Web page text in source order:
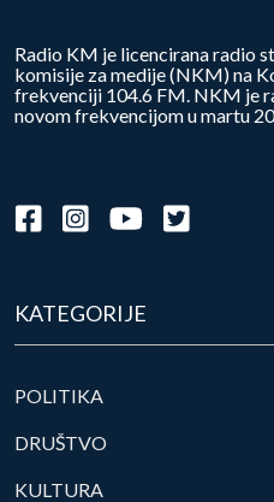
Radio KM je licencirana radio
komisije za medije (NKM) na
frekvenciji 104.6 FM. NKM je
novom frekvencijom u martu
KATEGORIJE
POLITIKA
DRUŠTVO
KULTURA